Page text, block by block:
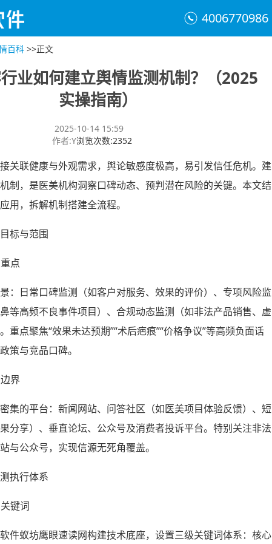
4006770986
百科 >>正文
业如何建立舆情监测机制？（2025
实操指南）
2025-10-14 15:59
作者:Y浏览次数:2352
关联健康与外观需求，舆论敏感度极高，易引发信任危机。建
机制，是医美机构洞察口碑动态、预判潜在风险的关键。本文结
用，拆解机制搭建全流程。
标与范围
点
：日常口碑监测（如客户对服务、效果的评价）、专项风险监
等高频不良事件项目）、合规动态监测（如非法产品销售、虚
重点聚焦“效果未达预期”“术后疤痕”“价格争议”等高频负面话
策与竞品口碑。
界
集的平台：新闻网站、问答社区（如医美项目体验反馈）、短
分享）、垂直论坛、公众号及消费者投诉平台。特别关注非法
与公众号，实现信源无死角覆盖。
执行体系
键词
件蚁坊鹰眼速读网构建技术底座，设置三级关键词体系：核心